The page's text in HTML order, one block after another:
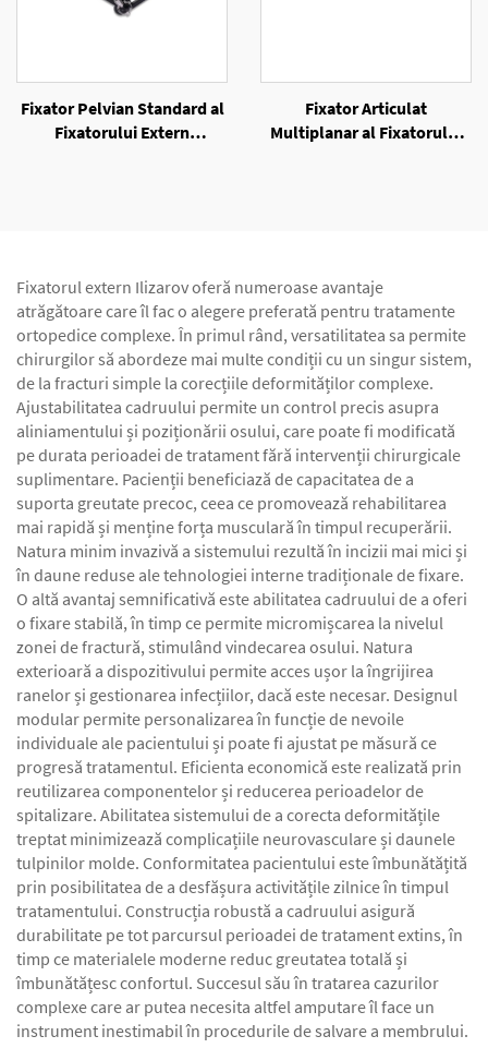
Fixator Pelvian Standard al
Fixatorului Extern
Fixator Articulat
Multiplanar al Fixatorului
Fixatorul extern Ilizarov oferă numeroase avantaje
atrăgătoare care îl fac o alegere preferată pentru tratamente
ortopedice complexe. În primul rând, versatilitatea sa permite
chirurgilor să abordeze mai multe condiții cu un singur sistem,
de la fracturi simple la corecțiile deformităților complexe.
Ajustabilitatea cadruului permite un control precis asupra
aliniamentului și poziționării osului, care poate fi modificată
pe durata perioadei de tratament fără intervenții chirurgicale
suplimentare. Pacienții beneficiază de capacitatea de a
suporta greutate precoc, ceea ce promovează rehabilitarea
mai rapidă și menține forța musculară în timpul recuperării.
Natura minim invazivă a sistemului rezultă în incizii mai mici și
în daune reduse ale tehnologiei interne tradiționale de fixare.
O altă avantaj semnificativă este abilitatea cadruului de a oferi
o fixare stabilă, în timp ce permite micromișcarea la nivelul
zonei de fractură, stimulând vindecarea osului. Natura
exterioară a dispozitivului permite acces ușor la îngrijirea
ranelor și gestionarea infecțiilor, dacă este necesar. Designul
modular permite personalizarea în funcție de nevoile
individuale ale pacientului și poate fi ajustat pe măsură ce
progresă tratamentul. Eficienta economică este realizată prin
reutilizarea componentelor și reducerea perioadelor de
spitalizare. Abilitatea sistemului de a corecta deformitățile
treptat minimizează complicațiile neurovasculare și daunele
tulpinilor molde. Conformitatea pacientului este îmbunătățită
prin posibilitatea de a desfășura activitățile zilnice în timpul
tratamentului. Construcția robustă a cadruului asigură
durabilitate pe tot parcursul perioadei de tratament extins, în
timp ce materialele moderne reduc greutatea totală și
îmbunătățesc confortul. Succesul său în tratarea cazurilor
complexe care ar putea necesita altfel amputare îl face un
instrument inestimabil în procedurile de salvare a membrului.